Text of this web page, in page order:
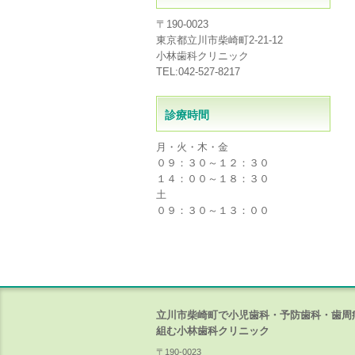
〒190-0023
東京都立川市柴崎町2-21-12
小林歯科クリニック
TEL:042-527-8217
診療時間
月・火・木・金
０９：３０～１２：３０
１４：００～１８：３０
土
０９：３０～１３：００
立川市柴崎町で小児歯科・予防歯科・歯周
組む小林歯科クリニック
〒190-0023